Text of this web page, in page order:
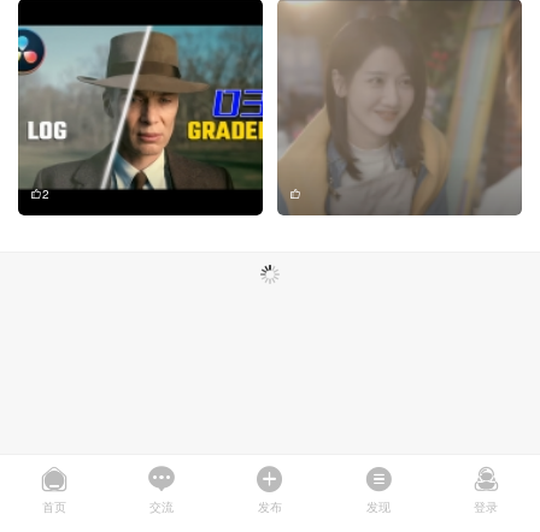
2
首页 交流 发布 发现 登录